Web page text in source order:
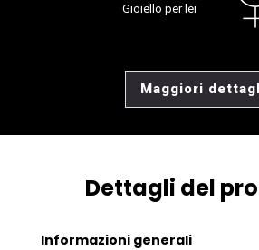
Gioiello per lei
Maggiori
Dettagli del
Informazioni generali